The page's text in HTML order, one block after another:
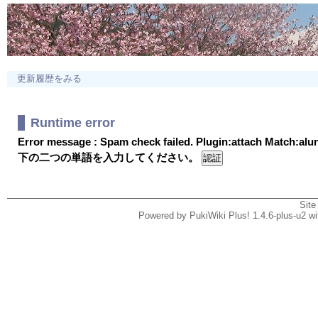
更新履歴をみる
Runtime error
Error message : Spam check failed. Plugin:attach
下の二つの単語を入力してください。
Powered by PukiWiki Plus! 1.4.6-plus-u2